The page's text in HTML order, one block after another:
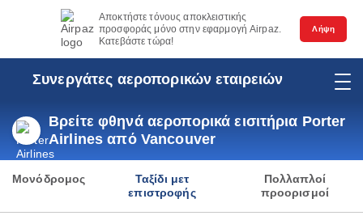
Αποκτήστε τόνους αποκλειστικής
προσφοράς μόνο στην εφαρμογή Airpaz.
Κατεβάστε τώρα!
Λήψη
Συνεργάτες αεροπορικών εταιρειών
Βρείτε φθηνά αεροπορικά εισιτήρια Porter
Airlines από Vancouver
Μονόδρομος
Ταξίδι μετ
επιστροφής
Πολλαπλοί
προορισμοί